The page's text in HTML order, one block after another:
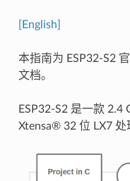
[English]
本指南为 ESP32-S2
文档。
ESP32-S2 是一款
Xtensa® 32 位 LX7 处